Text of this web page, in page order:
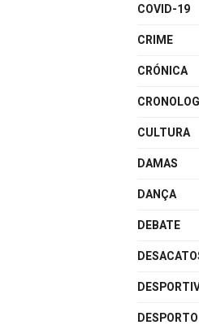
COVID-19
CRIME
CRÓNICA
CULTURA
DAMAS
DANÇA
DEBATE
DESPORTO